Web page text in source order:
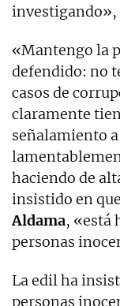
«Mantengo la
defendido: no
casos de
claramente
señalamiento
haciendo de
insistido en
Aldama, «está
personas
La edil ha
personas